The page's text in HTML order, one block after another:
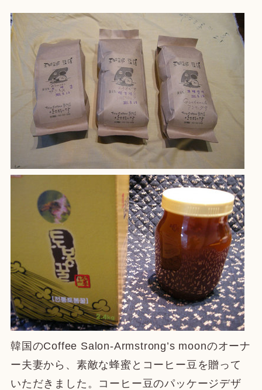
韓国のCoffee Salon-Armstrong’s moonのオーナ
ー夫妻から、素敵な蜂蜜とコーヒー豆を贈って
いただきました。コーヒー豆のパッケージデザ